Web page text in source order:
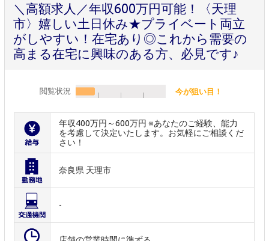
＼高額求人／年収600万円可能！〈天理
市〉嬉しい土日休み★プライベート両立
がしやすい！在宅あり◎これから需要の
高まる在宅に興味のある方、必見です♪
閲覧状況 今が狙い目！
年収400万円～600万円 ※あなたのご経験、能力
を考慮して決定いたします。お気軽にご相談くだ
さい！
奈良県 天理市
-